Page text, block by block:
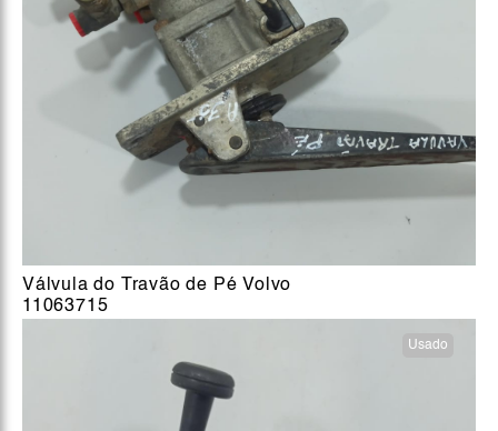
Válvula do Travão de Pé Volvo
11063715
Usado